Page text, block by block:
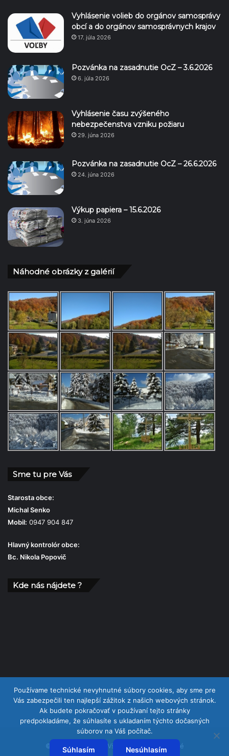
Vyhlásenie volieb do orgánov samosprávy
obcí a do orgánov samosprávnych krajov
17. júla 2026
Pozvánka na zasadnutie OcZ – 3.6.2026
6. júla 2026
Vyhlásenie času zvýšeného
nebezpečenstva vzniku požiaru
29. júna 2026
Pozvánka na zasadnutie OcZ – 26.6.2026
24. júna 2026
Výkup papiera – 15.6.2026
3. júna 2026
Náhodné obrázky z galérií
Sme tu pre Vás
Starosta obce:
Michal Senko
Mobil: 0947 904 847
Hlavný kontrolór obce:
Bc. Nikola Popovič
Kde nás nájdete ?
© Copyright 2026, Všetky práva vyhradené
Používame technické nevyhnutné súbory cookies, aby sme pre
Vás zabezpečili ten najlepší zážitok z našich webových stránok.
Ak budete pokračovať v používaní tejto stránky
predpokladáme, že súhlasíte s ukladaním týchto dočasných
súborov na Váš počítač.
Súhlasím Nesúhlasím